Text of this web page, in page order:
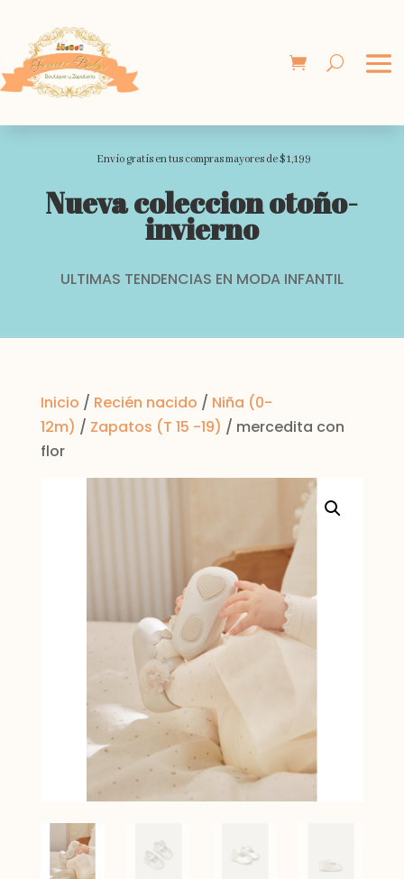
Envio gratis en tus compras mayores de $1,199
Nueva coleccion otoño-
invierno
ULTIMAS TENDENCIAS EN MODA INFANTIL
Inicio / Recién nacido / Niña (0-
12m) / Zapatos (T 15 -19) / mercedita con
flor